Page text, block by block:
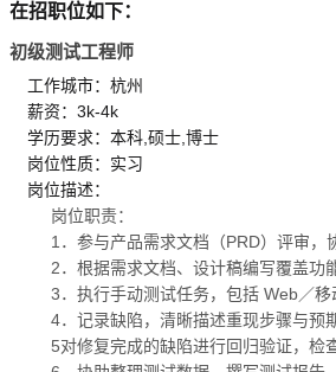
在招职位如下：
初级测试工程师
工作城市：杭州
薪资：3k-4k
学历要求：本科,硕士,博士
岗位性质：实习
岗位描述：
岗位职责：
1．参与产品需求文档（PRD）评审，
2．根据需求文档、设计稿编写覆盖功
3．执行手动测试任务，包括 Web／
4．记录缺陷，清晰描述重现步骤与预
5对修复完成的缺陷进行回归验证，检